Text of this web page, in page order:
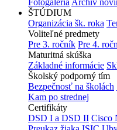
Fotogaléria Archív
ŠTÚDIUM
Organizácia šk. roka
Voliteľné predmety
Pre 3. ročník Pre 4.
Maturitná skúška
Základné informácie
Školský podporný tím
Bezpečnosť na školách
Kam po strednej
Certifikáty
DSD I a DSD II Cisco